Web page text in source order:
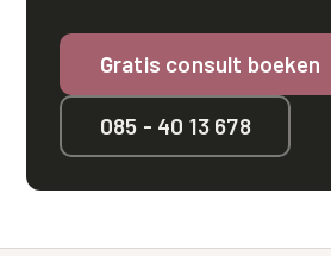
Gratis consult boeken
085 - 40 13 678